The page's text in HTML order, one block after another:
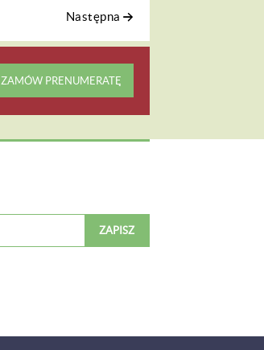
Następna
ZAMÓW PRENUMERATĘ